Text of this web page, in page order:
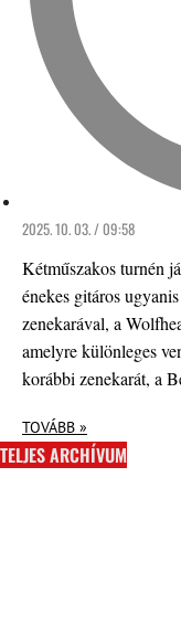
2025. 10. 03. / 09:58
Kétműszakos turnén
énekes gitáros
zenekarával, a
amelyre különleges
korábbi zenekarát, a
TOVÁBB »
TELJES ARCHÍVUM